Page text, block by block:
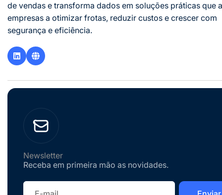
de vendas e transforma dados em soluções práticas que
empresas a otimizar frotas, reduzir custos e crescer com
segurança e eficiência.
Newsletter
Receba em primeira mão as novidades.